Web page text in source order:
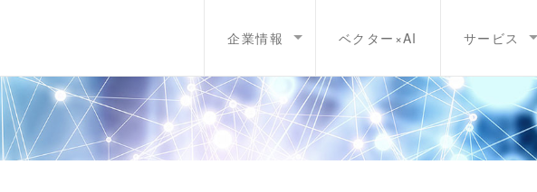
企業情報 ベクター×AI サービス